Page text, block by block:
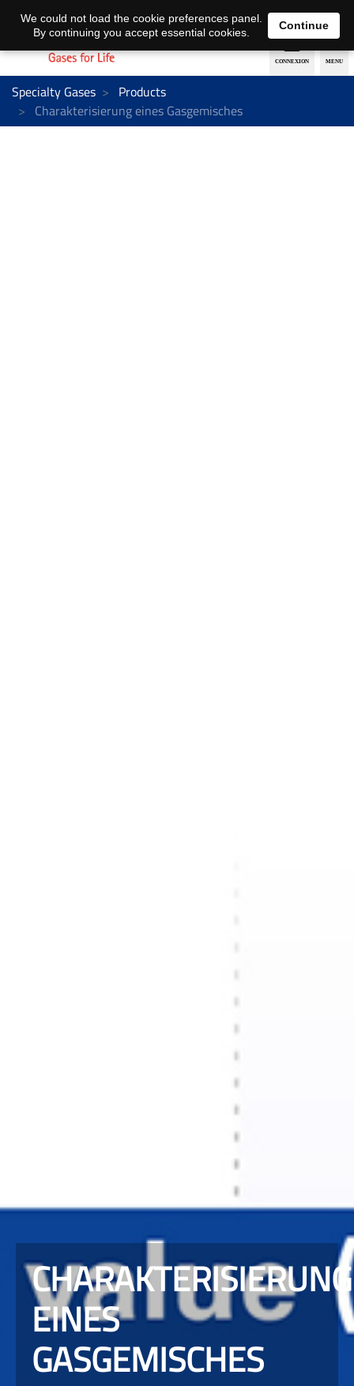
EN DE
Specialty Gases
Products
Charakterisierung eines Gasgemisches
CHARAKTERISIERUNG
EINES
GASGEMISCHES
We could not load the cookie preferences panel.
By continuing you accept essential cookies.
Continue